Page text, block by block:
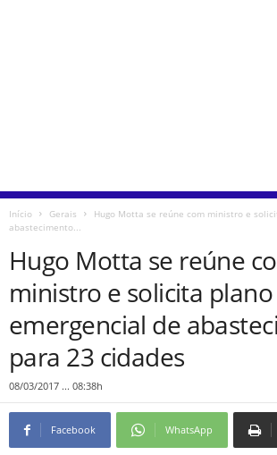
Início Gerais
Hugo Motta se reúne com ministro e
abastecimento...
Hugo Motta se reúne
ministro e solicita plano
emergencial de
para 23 cidades
08/03/2017 ... 08:38h
Facebook WhatsApp